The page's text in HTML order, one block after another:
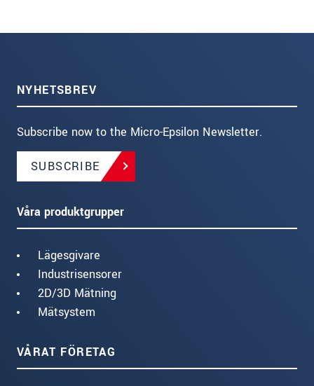
NYHETSBREV
Subscribe now to the Micro-Epsilon Newsletter.
SUBSCRIBE
Våra produktgrupper
Lägesgivare
Industrisensorer
2D/3D Mätning
Mätsystem
VÅRAT FÖRETAG